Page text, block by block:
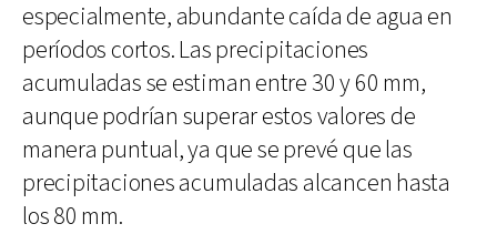
especialmente, abundante caída de agua en
períodos cortos. Las precipitaciones
acumuladas se estiman entre 30 y 60 mm,
aunque podrían superar estos valores de
manera puntual, ya que se prevé que las
precipitaciones acumuladas alcancen hasta
los 80 mm.